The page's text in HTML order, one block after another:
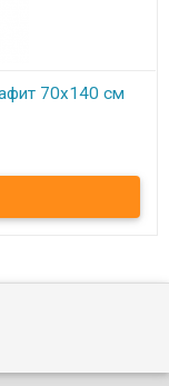
70х140 см
см Состав:
20/2 низкий ворс